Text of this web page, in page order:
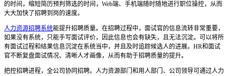
的时间，缩短简历预判筛选的时间， Web端、手机端随时随地进行职位操控，从而
大大加快了招聘到岗的速度。
人力资源招聘系统能提升招聘质量。在招聘过程中，面试官的信息流转非常重要，
如果没有系统，只能手写面试评价，因此信息也会有缺失，且无法沉淀。可以将所
有面试过程和结果信息沉淀在系统当中，并且及时追踪候选人的进展。 HR和面试
官不断复盘面试情况、清晰人才画像，从而有助于招聘质量的提升。
把控招聘进程，全公司协同招聘。人力资源部门和用人部门、公司领导可通过人力